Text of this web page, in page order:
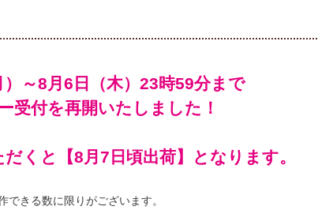
受付を再開いたしました！
くと【8月7日頃出荷】となります。
きる数に限りがございます。